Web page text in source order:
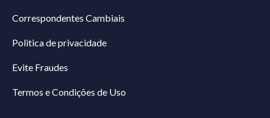
Correspondentes Cambiais
Politica de privacidade
Evite Fraudes
Termos e Condições de Uso